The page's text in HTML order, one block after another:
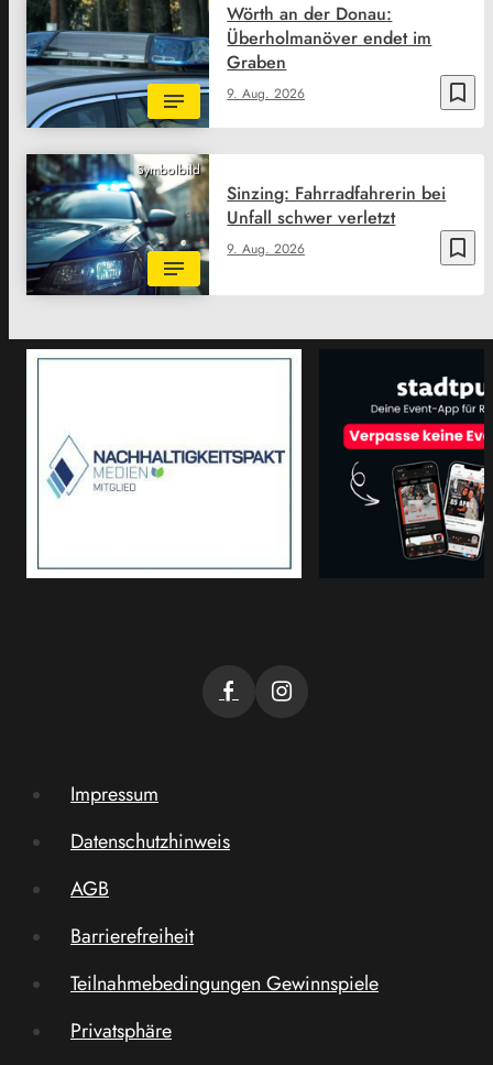
bookmark_border
9. Aug. 2026
Wörth an der Donau:
Überholmanöver endet im
Graben
Symbolbild
bookmark_border
9. Aug. 2026
Sinzing: Fahrradfahrerin bei
Unfall schwer verletzt
Impressum
Datenschutzhinweis
AGB
Barrierefreiheit
Teilnahmebedingungen Gewinnspiele
Privatsphäre